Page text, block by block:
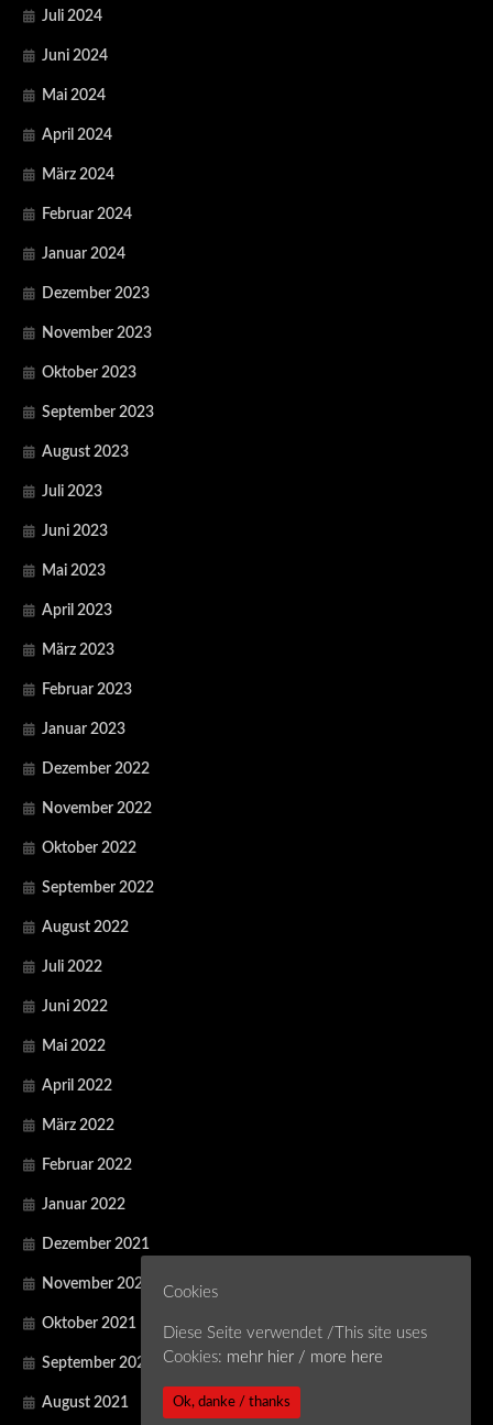
Juli 2024
Juni 2024
Mai 2024
April 2024
März 2024
Februar 2024
Januar 2024
Dezember 2023
November 2023
Oktober 2023
September 2023
August 2023
Juli 2023
Juni 2023
Mai 2023
April 2023
März 2023
Februar 2023
Januar 2023
Dezember 2022
November 2022
Oktober 2022
September 2022
August 2022
Juli 2022
Juni 2022
Mai 2022
April 2022
März 2022
Februar 2022
Januar 2022
Dezember 2021
November 2021
Oktober 2021
September 2021
August 2021
Cookies
Diese Seite verwendet /This site uses
Cookies: mehr hier / more here
Ok, danke / thanks